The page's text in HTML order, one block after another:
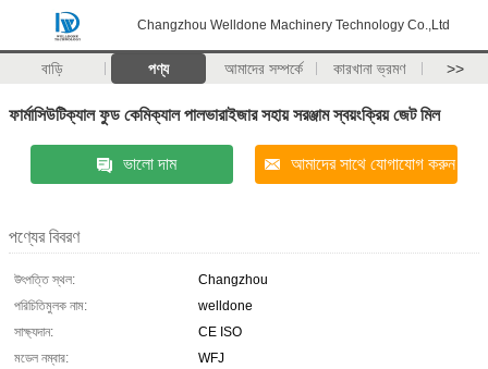
Changzhou Welldone Machinery Technology Co.,Ltd
বাড়ি পণ্য আমাদের সম্পর্কে কারখানা ভ্রমণ >>
ফার্মাসিউটিক্যাল ফুড কেমিক্যাল পালভারাইজার সহায় সরঞ্জাম স্বয়ংক্রিয় জেট মিল
ভালো দাম আমাদের সাথে যোগাযোগ করুন
পণ্যের বিবরণ
উৎপত্তি স্থল:
Changzhou
পরিচিতিমুলক নাম:
welldone
সাক্ষ্যদান:
CE ISO
মডেল নম্বার:
WFJ